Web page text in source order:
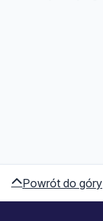
Powrót do góry